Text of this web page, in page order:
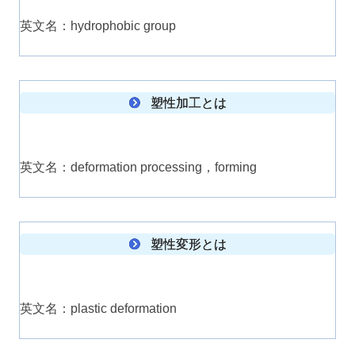
英文名：hydrophobic group
塑性加工とは
英文名：deformation processing，forming
塑性変形とは
英文名：plastic deformation